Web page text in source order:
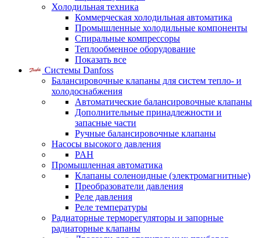
Холодильная техника
Коммерческая холодильная автоматика
Промышленные холодильные компоненты
Спиральные компрессоры
Теплообменное оборудование
Показать все
Системы Danfoss
Балансировочные клапаны для систем тепло- и
холодоснабжения
Автоматические балансировочные клапаны
Дополнительные принадлежности и
запасные части
Ручные балансировочные клапаны
Насосы высокого давления
PAH
Промышленная автоматика
Клапаны соленоидные (электромагнитные)
Преобразователи давления
Реле давления
Реле температуры
Радиаторные терморегуляторы и запорные
радиаторные клапаны